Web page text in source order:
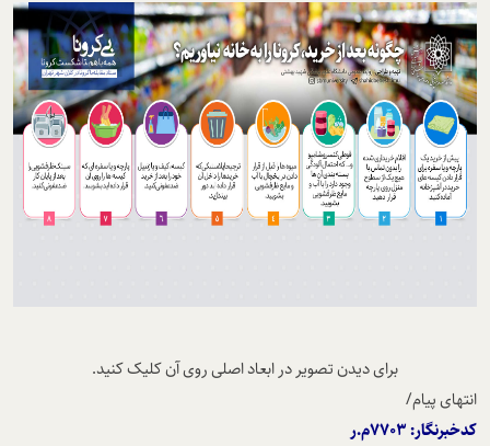
برای دیدن تصویر در ابعاد اصلی روی آن کلیک کنید.
انتهای پیام/
کدخبرنگار: 7703م.ر